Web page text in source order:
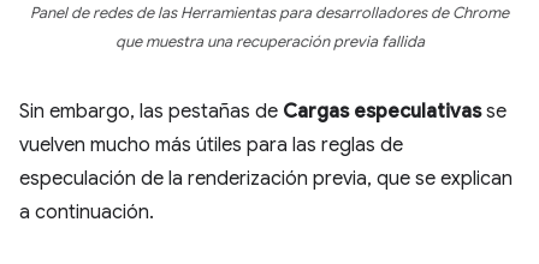
Panel de redes de las Herramientas para desarrolladores de Chrome
que muestra una recuperación previa fallida
Sin embargo, las pestañas de Cargas especulativasse
vuelven mucho más útiles para las reglas de
especulación de la renderización previa, que se explican
a continuación.